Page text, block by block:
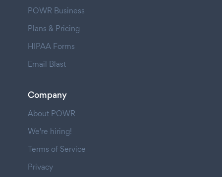
POWR Business
Plans & Pricing
HIPAA Forms
Email Blast
Company
About POWR
We're hiring!
Terms of Service
Privacy